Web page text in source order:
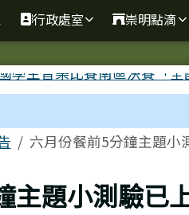
小學
行政處室 崇明點滴
六月份餐前5分鐘主題小
主題小測驗已